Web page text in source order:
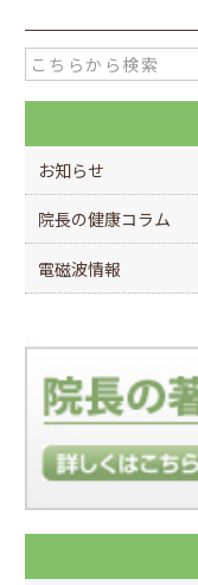
e
b
o
o
k
er
お知らせ
院長の健康コラム
電磁波情報